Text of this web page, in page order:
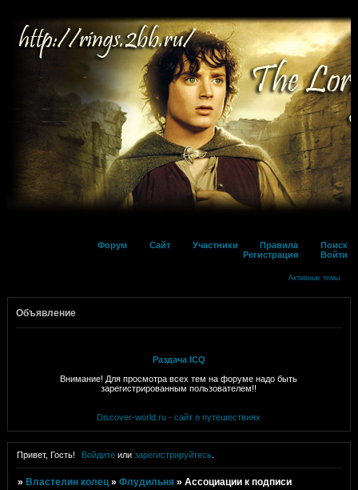
Форум Сайт Участники Правила
Поиск
Регистрация
Войти
Активные темы
Объявление
Раздача ICQ
Внимание! Для просмотра всех тем на форуме надо быть
зарегистрированным пользователем!!
Discover-world.ru - сайт о путешествиях
Привет, Гость! Войдите илизарегистрируйтесь
» Властелин колец »Флудильня »Ассоциации к подписи